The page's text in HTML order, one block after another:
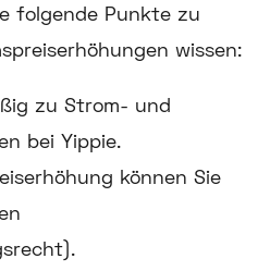
folgende Punkte zu
wissen:
zu Strom- und
bei Yippie.
können Sie